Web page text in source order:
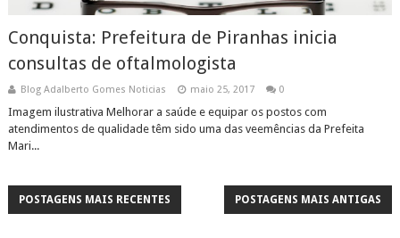
Conquista: Prefeitura de Piranhas inicia
consultas de oftalmologista
Blog Adalberto Gomes Noticias maio 25, 2017 0
Imagem ilustrativa Melhorar a saúde e equipar os postos com
atendimentos de qualidade têm sido uma das veemências da Prefeita
Mari...
POSTAGENS MAIS RECENTES POSTAGENS MAIS ANTIGAS